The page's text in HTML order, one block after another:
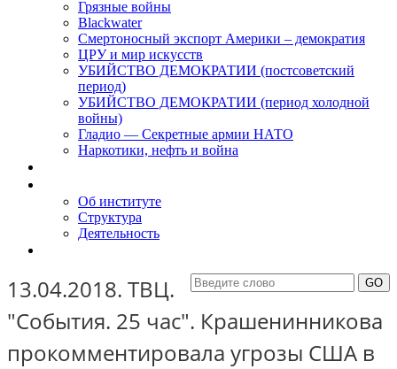
Грязные войны
Blackwater
Смертоносный экспорт Америки – демократия
ЦРУ и мир искусств
УБИЙСТВО ДЕМОКРАТИИ (постсоветский
период)
УБИЙСТВО ДЕМОКРАТИИ (период холодной
войны)
Гладио — Секретные армии НАТО
Наркотики, нефть и война
Об институте
Структура
Деятельность
13.04.2018. ТВЦ.
"События. 25 час". Крашенинникова
прокомментировала угрозы США в